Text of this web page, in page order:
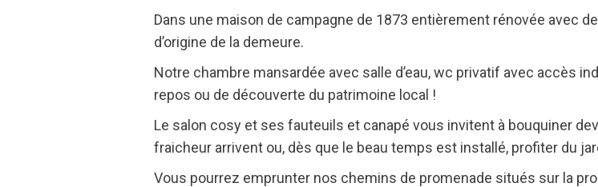
Dans une maison de campagne de 1873 entièrement rénovée avec
d’origine de la demeure.
Notre chambre mansardée avec salle d’eau, wc privatif avec accès
repos ou de découverte du patrimoine local !
Le salon cosy et ses fauteuils et canapé vous invitent à bouquiner
fraicheur arrivent ou, dès que le beau temps est installé, profiter du
Vous pourrez emprunter nos chemins de promenade situés sur la